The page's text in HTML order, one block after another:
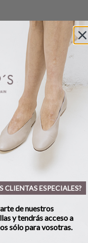
CLIENTAS ESPECIALES?
de nuestros
y tendrás acceso a
sólo para vosotras.